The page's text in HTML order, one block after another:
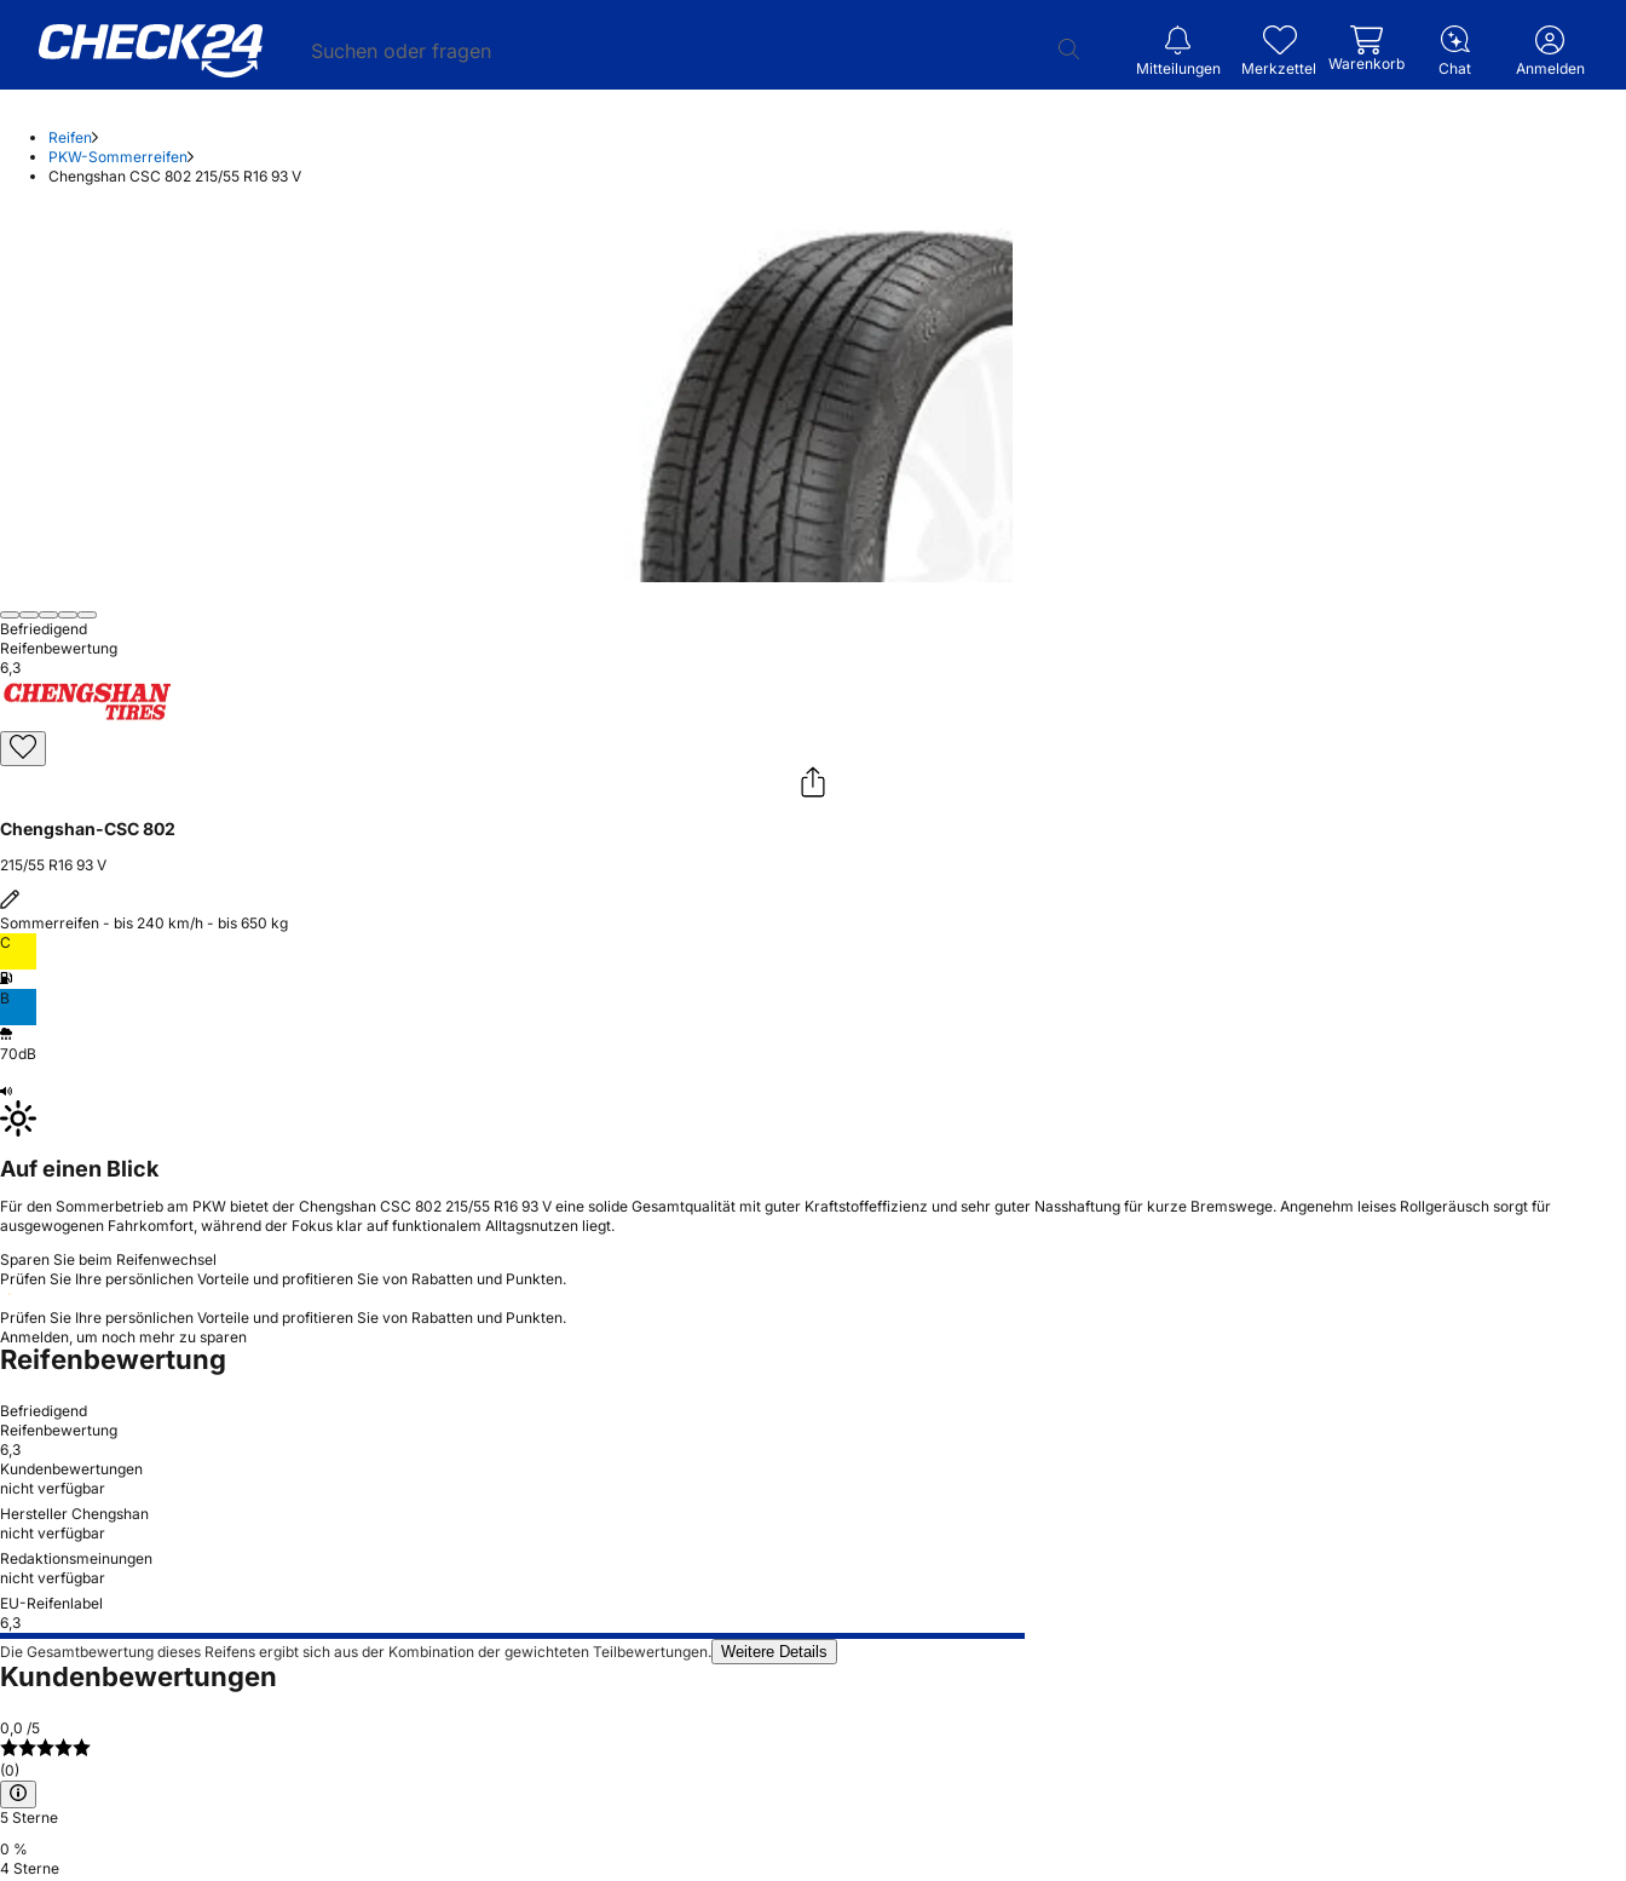
Suchen oder fragen
Mitteilungen Merkzettel Warenkorb Chat Anmelden
Reifen
PKW-Sommerreifen
Chengshan CSC 802 215/55 R16 93 V
Befriedigend
Reifenbewertung
6,3
Chengshan-CSC 802
215/55 R16 93 V
Sommerreifen - bis 240 km/h - bis 650 kg
C
B
70dB
Auf einen Blick
Für den Sommerbetrieb am PKW bietet der Chengshan CSC 802 215/55 R16 93 V eine solide Gesamtqualität mit guter Kraftstoffeffizienz und sehr guter Nasshaftung für kurze Bremswege. Angenehm leises Rollgeräusch sorgt für
ausgewogenen Fahrkomfort, während der Fokus klar auf funktionalem Alltagsnutzen liegt.
Sparen Sie beim Reifenwechsel
Prüfen Sie Ihre persönlichen Vorteile und profitieren Sie von Rabatten und Punkten.
Prüfen Sie Ihre persönlichen Vorteile und profitieren Sie von Rabatten und Punkten.
Anmelden, um noch mehr zu sparen
Reifenbewertung
Befriedigend
Reifenbewertung
6,3
Kundenbewertungen
nicht verfügbar
Hersteller Chengshan
nicht verfügbar
Redaktionsmeinungen
nicht verfügbar
EU-Reifenlabel
6,3
Die Gesamtbewertung dieses Reifens ergibt sich aus der Kombination der gewichteten Teilbewertungen. Weitere Details
Kundenbewertungen
0,0 /5
(0)
5 Sterne
0 %
4 Sterne